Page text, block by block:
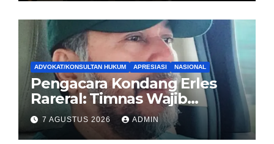
ADVOKAT/KONSULTAN HUKUM APRESIASI NASIONAL
Pengacara Kondang Erles
Rareral: Timnas Wajib
Menang Lawan Singapura,
Jadi Kado HUT Kemerdekaan
7 AGUSTUS 2026 ADMIN